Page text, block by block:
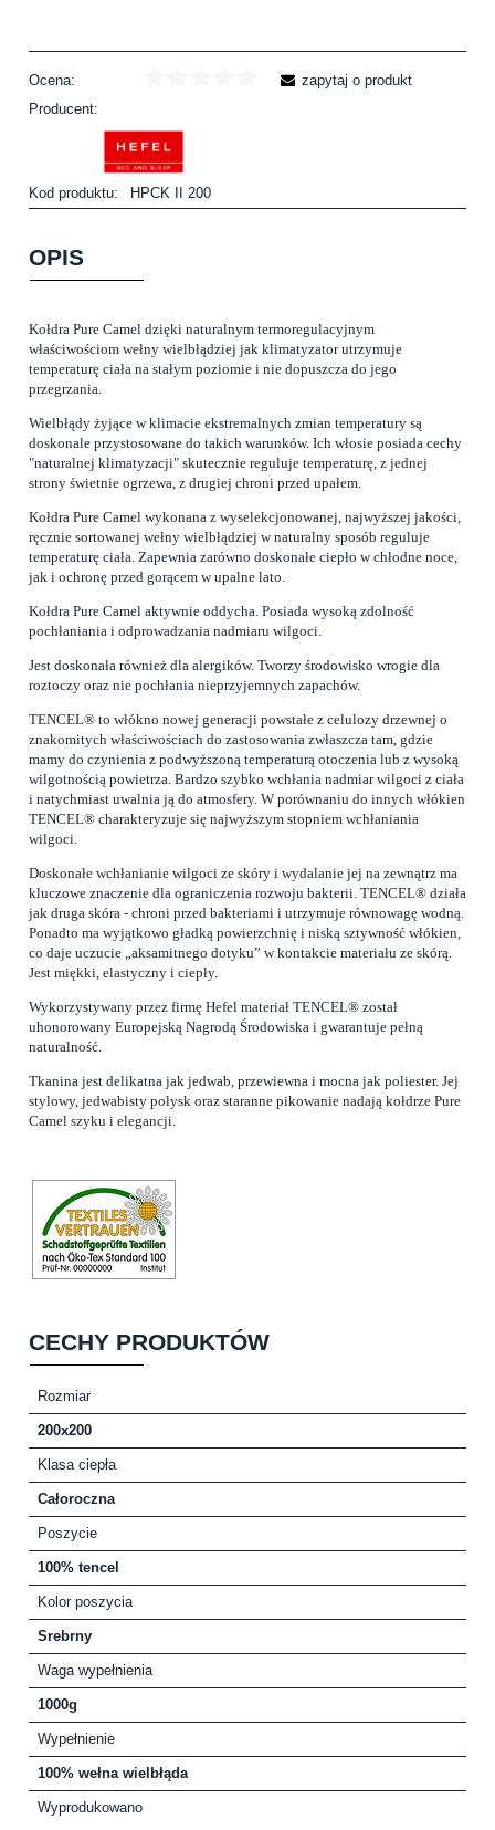
Ocena:
Producent:
Kod produktu: HPCK II 200
zapytaj o produkt
OPIS
Kołdra Pure Camel dzięki naturalnym termoregulacyjnym
właściwościom wełny wielbłądziej jak klimatyzator utrzymuje
temperaturę ciała na stałym poziomie i nie dopuszcza do jego
przegrzania.
Wielbłądy żyjące w klimacie ekstremalnych zmian temperatury są
doskonale przystosowane do takich warunków. Ich włosie posiada cechy
"naturalnej klimatyzacji" skutecznie reguluje temperaturę, z jednej
strony świetnie ogrzewa, z drugiej chroni przed upałem.
Kołdra Pure Camel wykonana z wyselekcjonowanej, najwyższej jakości,
ręcznie sortowanej wełny wielbłądziej w naturalny sposób reguluje
temperaturę ciała. Zapewnia zarówno doskonałe ciepło w chłodne noce,
jak i ochronę przed gorącem w upalne lato.
Kołdra Pure Camel aktywnie oddycha. Posiada wysoką zdolność
pochłaniania i odprowadzania nadmiaru wilgoci.
Jest doskonała również dla alergików. Tworzy środowisko wrogie dla
roztoczy oraz nie pochłania nieprzyjemnych zapachów.
TENCEL® to włókno nowej generacji powstałe z celulozy drzewnej o
znakomitych właściwościach do zastosowania zwłaszcza tam, gdzie
mamy do czynienia z podwyższoną temperaturą otoczenia lub z wysoką
wilgotnością powietrza. Bardzo szybko wchłania nadmiar wilgoci z ciała
i natychmiast uwalnia ją do atmosfery. W porównaniu do innych włókien
TENCEL® charakteryzuje się najwyższym stopniem wchłaniania
wilgoci.
Doskonałe wchłanianie wilgoci ze skóry i wydalanie jej na zewnątrz ma
kluczowe znaczenie dla ograniczenia rozwoju bakterii. TENCEL® działa
jak druga skóra - chroni przed bakteriami i utrzymuje równowagę wodną.
Ponadto ma wyjątkowo gładką powierzchnię i niską sztywność włókien,
co daje uczucie „aksamitnego dotyku” w kontakcie materiału ze skórą.
Jest miękki, elastyczny i ciepły.
Wykorzystywany przez firmę Hefel materiał TENCEL® został
uhonorowany Europejską Nagrodą Środowiska i gwarantuje pełną
naturalność.
Tkanina jest delikatna jak jedwab, przewiewna i mocna jak poliester. Jej
stylowy, jedwabisty połysk oraz staranne pikowanie nadają kołdrze Pure
Camel szyku i elegancji.
CECHY PRODUKTÓW
Rozmiar
200x200
Klasa ciepła
Całoroczna
Poszycie
100% tencel
Kolor poszycia
Srebrny
Waga wypełnienia
1000g
Wypełnienie
100% wełna wielbłąda
Wyprodukowano